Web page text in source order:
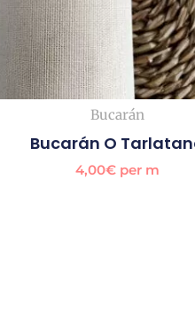
Bucarán
Bucarán O
4,00€ per m